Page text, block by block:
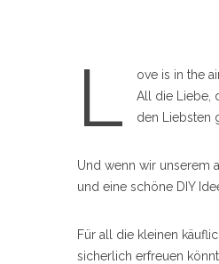
L
ove is in the
All die Liebe,
den Liebsten
Und wenn wir unserem
und eine schöne DIY
Für all die kleinen
sicherlich erfreuen